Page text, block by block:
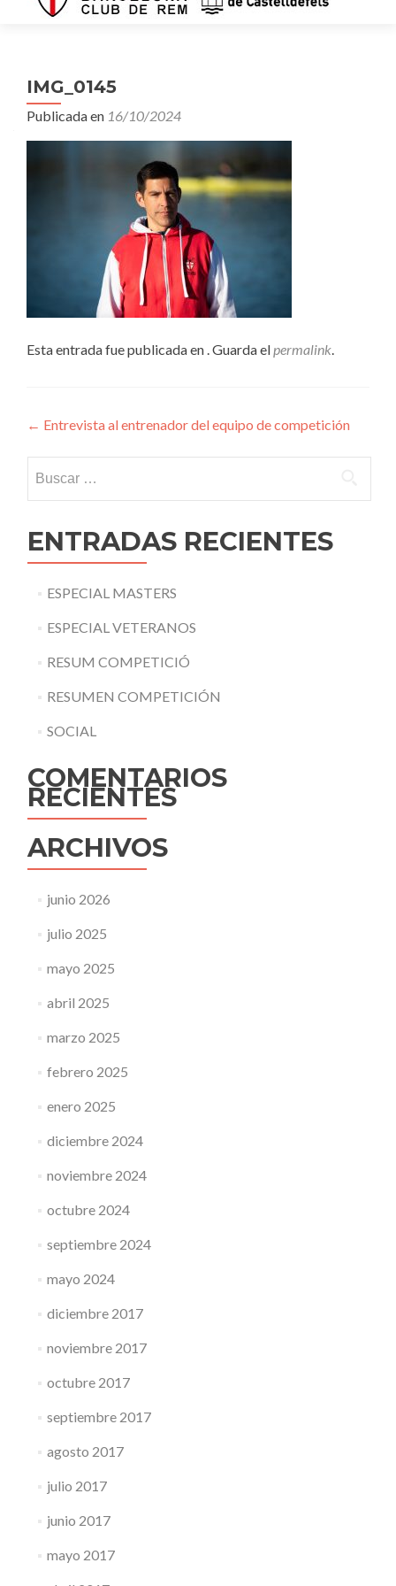
IMG_0145
Publicada en 16/10/2024
Esta entrada fue publicada en . Guarda elpermalink.
Navegación
de
entradas
← Entrevista al entrenador del equipo de competición
ENTRADAS RECIENTES
ESPECIAL MASTERS
ESPECIAL VETERANOS
RESUM COMPETICIÓ
RESUMEN COMPETICIÓN
SOCIAL
COMENTARIOS
RECIENTES
ARCHIVOS
junio 2026
julio 2025
mayo 2025
abril 2025
marzo 2025
febrero 2025
enero 2025
diciembre 2024
noviembre 2024
octubre 2024
septiembre 2024
mayo 2024
diciembre 2017
noviembre 2017
octubre 2017
septiembre 2017
agosto 2017
julio 2017
junio 2017
mayo 2017